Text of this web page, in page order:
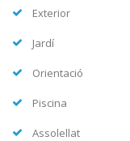
Exterior
Jardí
Orientació
Piscina
Assolellat